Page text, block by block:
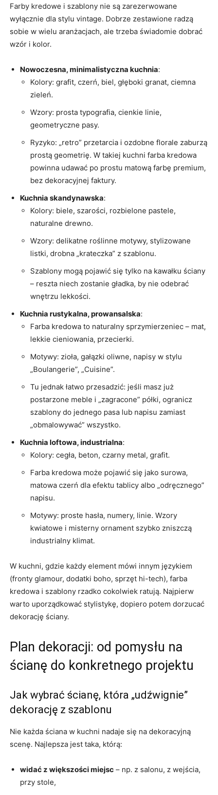
Farby kredowe i szablony nie są zarezerwowane
wyłącznie dla stylu vintage. Dobrze zestawione radzą
sobie w wielu aranżacjach, ale trzeba świadomie dobrać
wzór i kolor.
Nowoczesna, minimalistyczna kuchnia:
Kolory: grafit, czerń, biel, głęboki granat, ciemna
zieleń.
Wzory: prosta typografia, cienkie linie,
geometryczne pasy.
Ryzyko: „retro” przetarcia i ozdobne florale zaburzą
prostą geometrię. W takiej kuchni farba kredowa
powinna udawać po prostu matową farbę premium,
bez dekoracyjnej faktury.
Kuchnia skandynawska:
Kolory: biele, szarości, rozbielone pastele,
naturalne drewno.
Wzory: delikatne roślinne motywy, stylizowane
listki, drobna „krateczka” z szablonu.
Szablony mogą pojawić się tylko na kawałku ściany
– reszta niech zostanie gładka, by nie odebrać
wnętrzu lekkości.
Kuchnia rustykalna, prowansalska:
Farba kredowa to naturalny sprzymierzeniec – mat,
lekkie cieniowania, przecierki.
Motywy: zioła, gałązki oliwne, napisy w stylu
„Boulangerie”, „Cuisine”.
Tu jednak łatwo przesadzić: jeśli masz już
postarzone meble i „zagracone” półki, ogranicz
szablony do jednego pasa lub napisu zamiast
„obmalowywać” wszystko.
Kuchnia loftowa, industrialna:
Kolory: cegła, beton, czarny metal, grafit.
Farba kredowa może pojawić się jako surowa,
matowa czerń dla efektu tablicy albo „odręcznego”
napisu.
Motywy: proste hasła, numery, linie. Wzory
kwiatowe i misterny ornament szybko zniszczą
industrialny klimat.
W kuchni, gdzie każdy element mówi innym językiem
(fronty glamour, dodatki boho, sprzęt hi-tech), farba
kredowa i szablony rzadko cokolwiek ratują. Najpierw
warto uporządkować stylistykę, dopiero potem dorzucać
dekorację ściany.
Plan dekoracji: od pomysłu na
ścianę do konkretnego projektu
Jak wybrać ścianę, która „udźwignie”
dekorację z szablonu
Nie każda ściana w kuchni nadaje się na dekoracyjną
scenę. Najlepsza jest taka, którą:
widać z większości miejsc – np. z salonu, z wejścia,
przy stole,